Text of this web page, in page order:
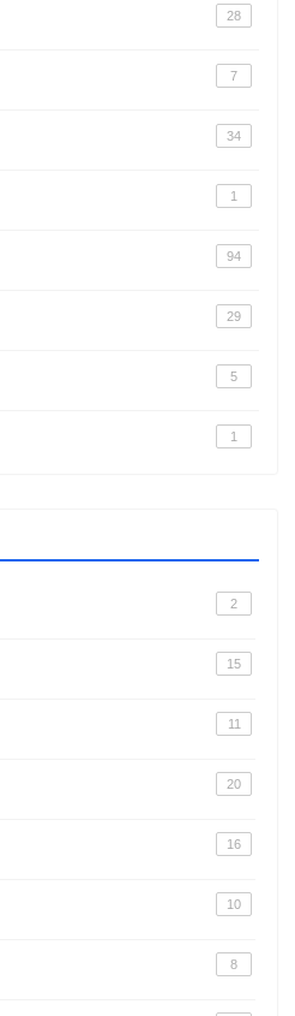
28
7
34
1
94
29
5
1
2
15
11
20
16
10
8